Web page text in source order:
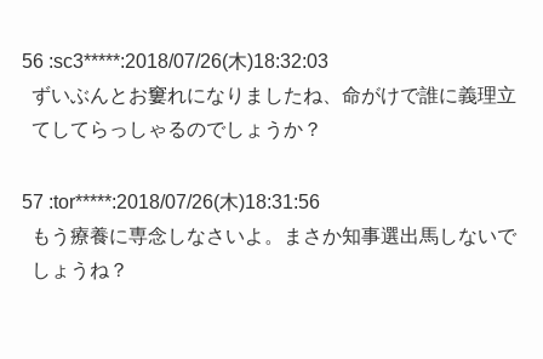
56 :sc3*****:2018/07/26(木)18:32:03
ずいぶんとお窶れになりましたね、命がけで誰に義理立
てしてらっしゃるのでしょうか？
57 :tor*****:2018/07/26(木)18:31:56
もう療養に専念しなさいよ。まさか知事選出馬しないで
しょうね？